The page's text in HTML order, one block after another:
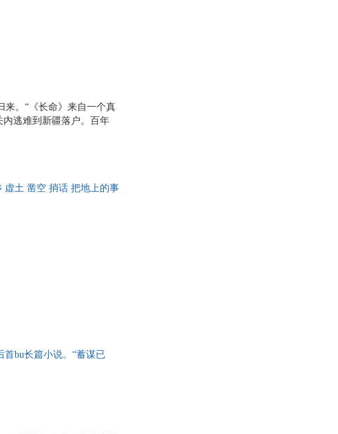
来。“《长命》来自一个真
逃难到新疆落户。百年
祭祖，在那里找回幼年丢
老天荒的情感来。直到我
虚土 凿空 捎话 把地上的事
bu长篇小说。“蓄谋已